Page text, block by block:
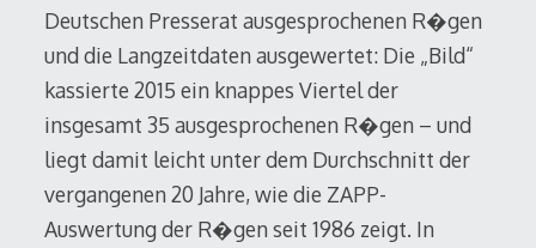
Deutschen Presserat ausgesprochenen R�gen
und die Langzeitdaten ausgewertet: Die „Bild“
kassierte 2015 ein knappes Viertel der
insgesamt 35 ausgesprochenen R�gen – und
liegt damit leicht unter dem Durchschnitt der
vergangenen 20 Jahre, wie die ZAPP-
Auswertung der R�gen seit 1986 zeigt. In